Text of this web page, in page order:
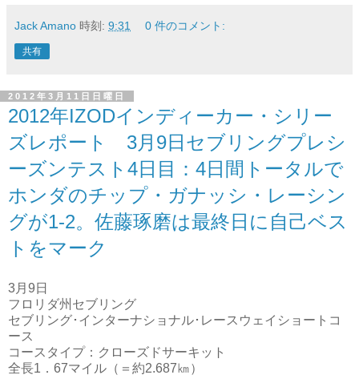
Jack Amano 時刻: 9:31 0 件のコメント:
共有
2012年3月11日日曜日
2012年IZODインディーカー・シリー
ズレポート 3月9日セブリングプレシ
ーズンテスト4日目：4日間トータルで
ホンダのチップ・ガナッシ・レーシン
グが1-2。佐藤琢磨は最終日に自己ベス
トをマーク
3月9日
フロリダ州セブリング
セブリング･インターナショナル･レースウェイショートコ
ース
コースタイプ：クローズドサーキット
全長1．67マイル（＝約2.687㎞）